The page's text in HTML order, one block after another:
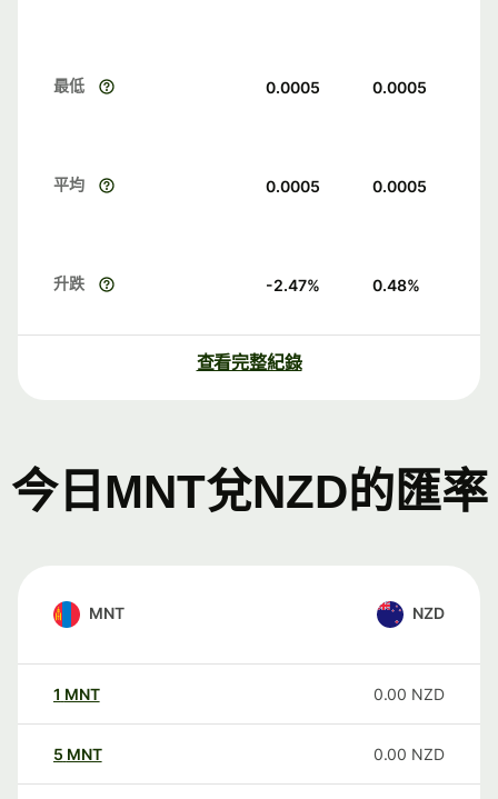
最低 0.0005 0.0005
平均 0.0005 0.0005
升跌 -2.47% 0.48%
查看完整紀錄
今日MNT兌NZD的匯率
MNT NZD
1 MNT 0.00 NZD
5 MNT 0.00 NZD